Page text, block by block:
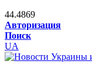
44.4869
Авторизация
Поиск
UA